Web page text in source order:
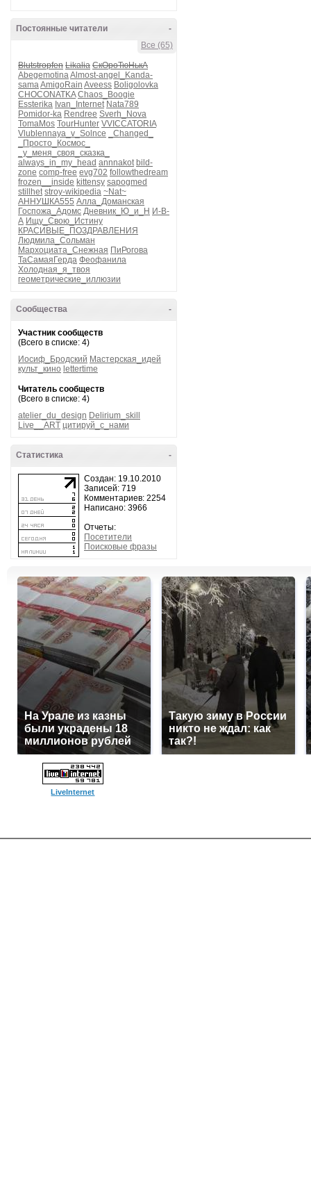
-
Постоянные читатели
Все (65)
Blutstropfen Likalia СкОроТюНькА
AbegemotinaAlmost-angel_Kanda-
samaAmigoRain Aveess Boligolovka
CHOCONATKA Chaos_Boogie
Essterika Ivan_Internet Nata789
Pomidor-ka Rendree Sverh_Nova
TomaMos TourHunter VVICCATORIA
Vlublennaya_v_Solnce
_Changed_
_Просто_Космос_
_у_меня_своя_сказка_
always_in_my_head annnakot bild-
zone comp-free evg702 followthedream
frozen__inside kittensy sapogmed
stillhet stroy-wikipedia ~Nat~
АННУШКА555 Алла_Доманская
Госпожа_Адомс Дневник_Ю_и_Н И-В-
А Ищу_Свою_Истину
КРАСИВЫЕ_ПОЗДРАВЛЕНИЯ
Людмила_Сольман
Мархоциата_Снежная ПиРогова
ТаСамаяГерда Феофанила
Холодная_я_твоя
геометрические_иллюзии
-
Сообщества
Участник сообществ
(Всего в списке: 4)
Иосиф_Бродский Мастерская_идей
культ_кино lettertime
Читатель сообществ
(Всего в списке: 4)
atelier_du_design Delirium_skill
Live__ART цитируй_с_нами
-
Статистика
Создан: 19.10.2010
Записей: 719
Комментариев: 2254
Написано: 3966
Отчеты:
Посетители
Поисковые фразы
На Урале из казны
были украдены 18
миллионов рублей
Такую зиму в России
никто не ждал: как
так?!
LiveInternet